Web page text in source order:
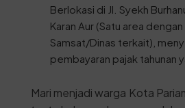
Berlokasi di Jl. Syekh
Karan Aur (Satu area
Samsat/Dinas terkait),
pembayaran pajak tahunan
Mari menjadi warga Kota